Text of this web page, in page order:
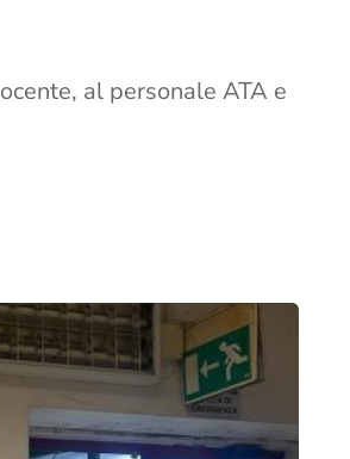
al personale ATA e